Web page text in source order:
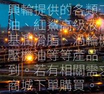
興輪提供的各類
油、紅鯊高級液
基潤滑脂、渦輪
壓機油等等產品
到。若有相關需
商城下單購買。